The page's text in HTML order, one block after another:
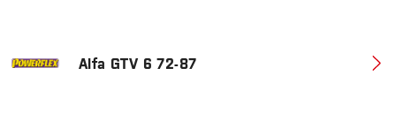
Alfa GTV 6 72-87